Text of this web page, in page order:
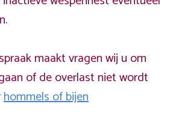
maakt vragen wij u om
of de overlast niet wordt
hommels of bijen